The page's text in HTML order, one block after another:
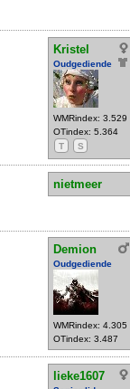
Kristel
Oudgediende
WMRindex: 3.529
OTindex: 5.364
T
S
nietmeer
Demion
Oudgediende
WMRindex: 4.305
OTindex: 3.487
lieke1607